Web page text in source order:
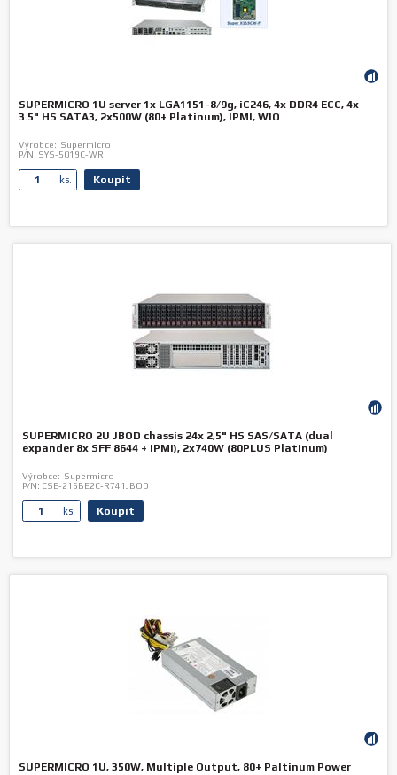
SUPERMICRO 1U server 1x LGA1151-8/9g, iC246, 4x DDR4 ECC, 4x
3.5" HS SATA3, 2x500W (80+ Platinum), IPMI, WIO
Výrobce: Supermicro
P/N: SYS-5019C-WR
ks. Koupit
SUPERMICRO 2U JBOD chassis 24x 2,5" HS SAS/SATA (dual
expander 8x SFF 8644 + IPMI), 2x740W (80PLUS Platinum)
Výrobce: Supermicro
P/N: CSE-216BE2C-R741JBOD
ks. Koupit
SUPERMICRO 1U, 350W, Multiple Output, 80+ Paltinum Power